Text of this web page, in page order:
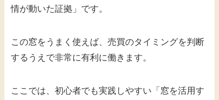
情が動いた証拠」です。
この窓をうまく使えば、売買のタイミングを判断
するうえで非常に有利に働きます。
ここでは、初心者でも実践しやすい「窓を活用す